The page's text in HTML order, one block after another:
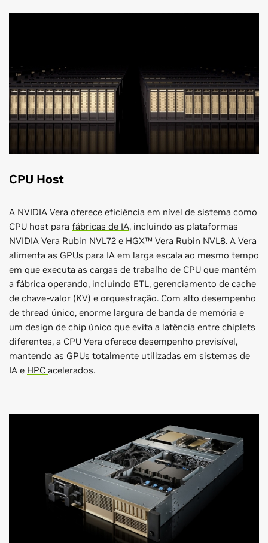
CPU Host
A NVIDIA Vera oferece eficiência em nível de sistema como
CPU host para fábricas de IA, incluindo as plataformas
NVIDIA Vera Rubin NVL72 e HGX™ Vera Rubin NVL8. A Vera
alimenta as GPUs para IA em larga escala ao mesmo tempo
em que executa as cargas de trabalho de CPU que mantém
a fábrica operando, incluindo ETL, gerenciamento de cache
de chave-valor (KV) e orquestração. Com alto desempenho
de thread único, enorme largura de banda de memória e
um design de chip único que evita a latência entre chiplets
diferentes, a CPU Vera oferece desempenho previsível,
mantendo as GPUs totalmente utilizadas em sistemas de
IA e HPC acelerados.